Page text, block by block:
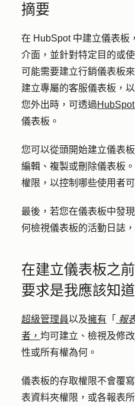
摘要
在 HubSpot 中建立儀表板
介面，並針對特定目的或
可能需要建立行銷儀表板
建立專屬的客服儀表板，
您外出時，可透過
儀表板。
您可以從頭開始建立儀表
編輯、複製或刪除儀表板
權限，以控制哪些使用者
最後，若您在儀表板中發
何檢視儀表板的活動日誌
在建立儀表板之
要求是我應該知
超級管理員以及擁有 「 報
者， 均可建立、檢視及修改
性或所有權為何。
儀表板的存取權限不會覆
表資料夾權限，或各報表